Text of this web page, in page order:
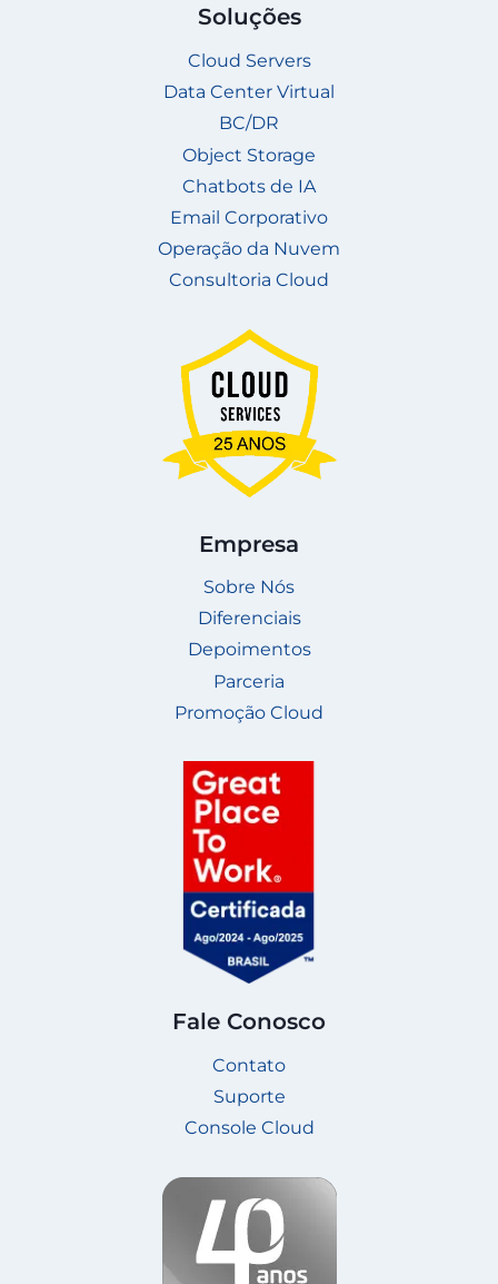
Soluções
Cloud Servers
Data Center Virtual
BC/DR
Object Storage
Chatbots de IA
Email Corporativo
Operação da Nuvem
Consultoria Cloud
Empresa
Sobre Nós
Diferenciais
Depoimentos
Parceria
Promoção Cloud
Fale Conosco
Contato
Suporte
Console Cloud